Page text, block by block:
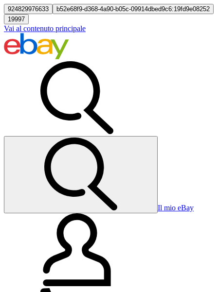
924829976633
b52e68f9-d368-4a90-b05c-09914dbed9c6:19fd9e08252
19997
Vai al contenuto principale
Il mio eBay